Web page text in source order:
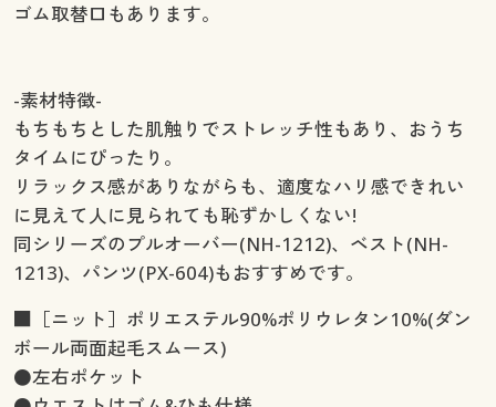
ゴム取替口もあります。
-素材特徴-
もちもちとした肌触りでストレッチ性もあり、おうち
タイムにぴったり。
リラックス感がありながらも、適度なハリ感できれい
に見えて人に見られても恥ずかしくない!
同シリーズのプルオーバー(NH-1212)、ベスト(NH-
1213)、パンツ(PX-604)もおすすめです。
■［ニット］ポリエステル90%ポリウレタン10%(ダン
ボール両面起毛スムース)
●左右ポケット